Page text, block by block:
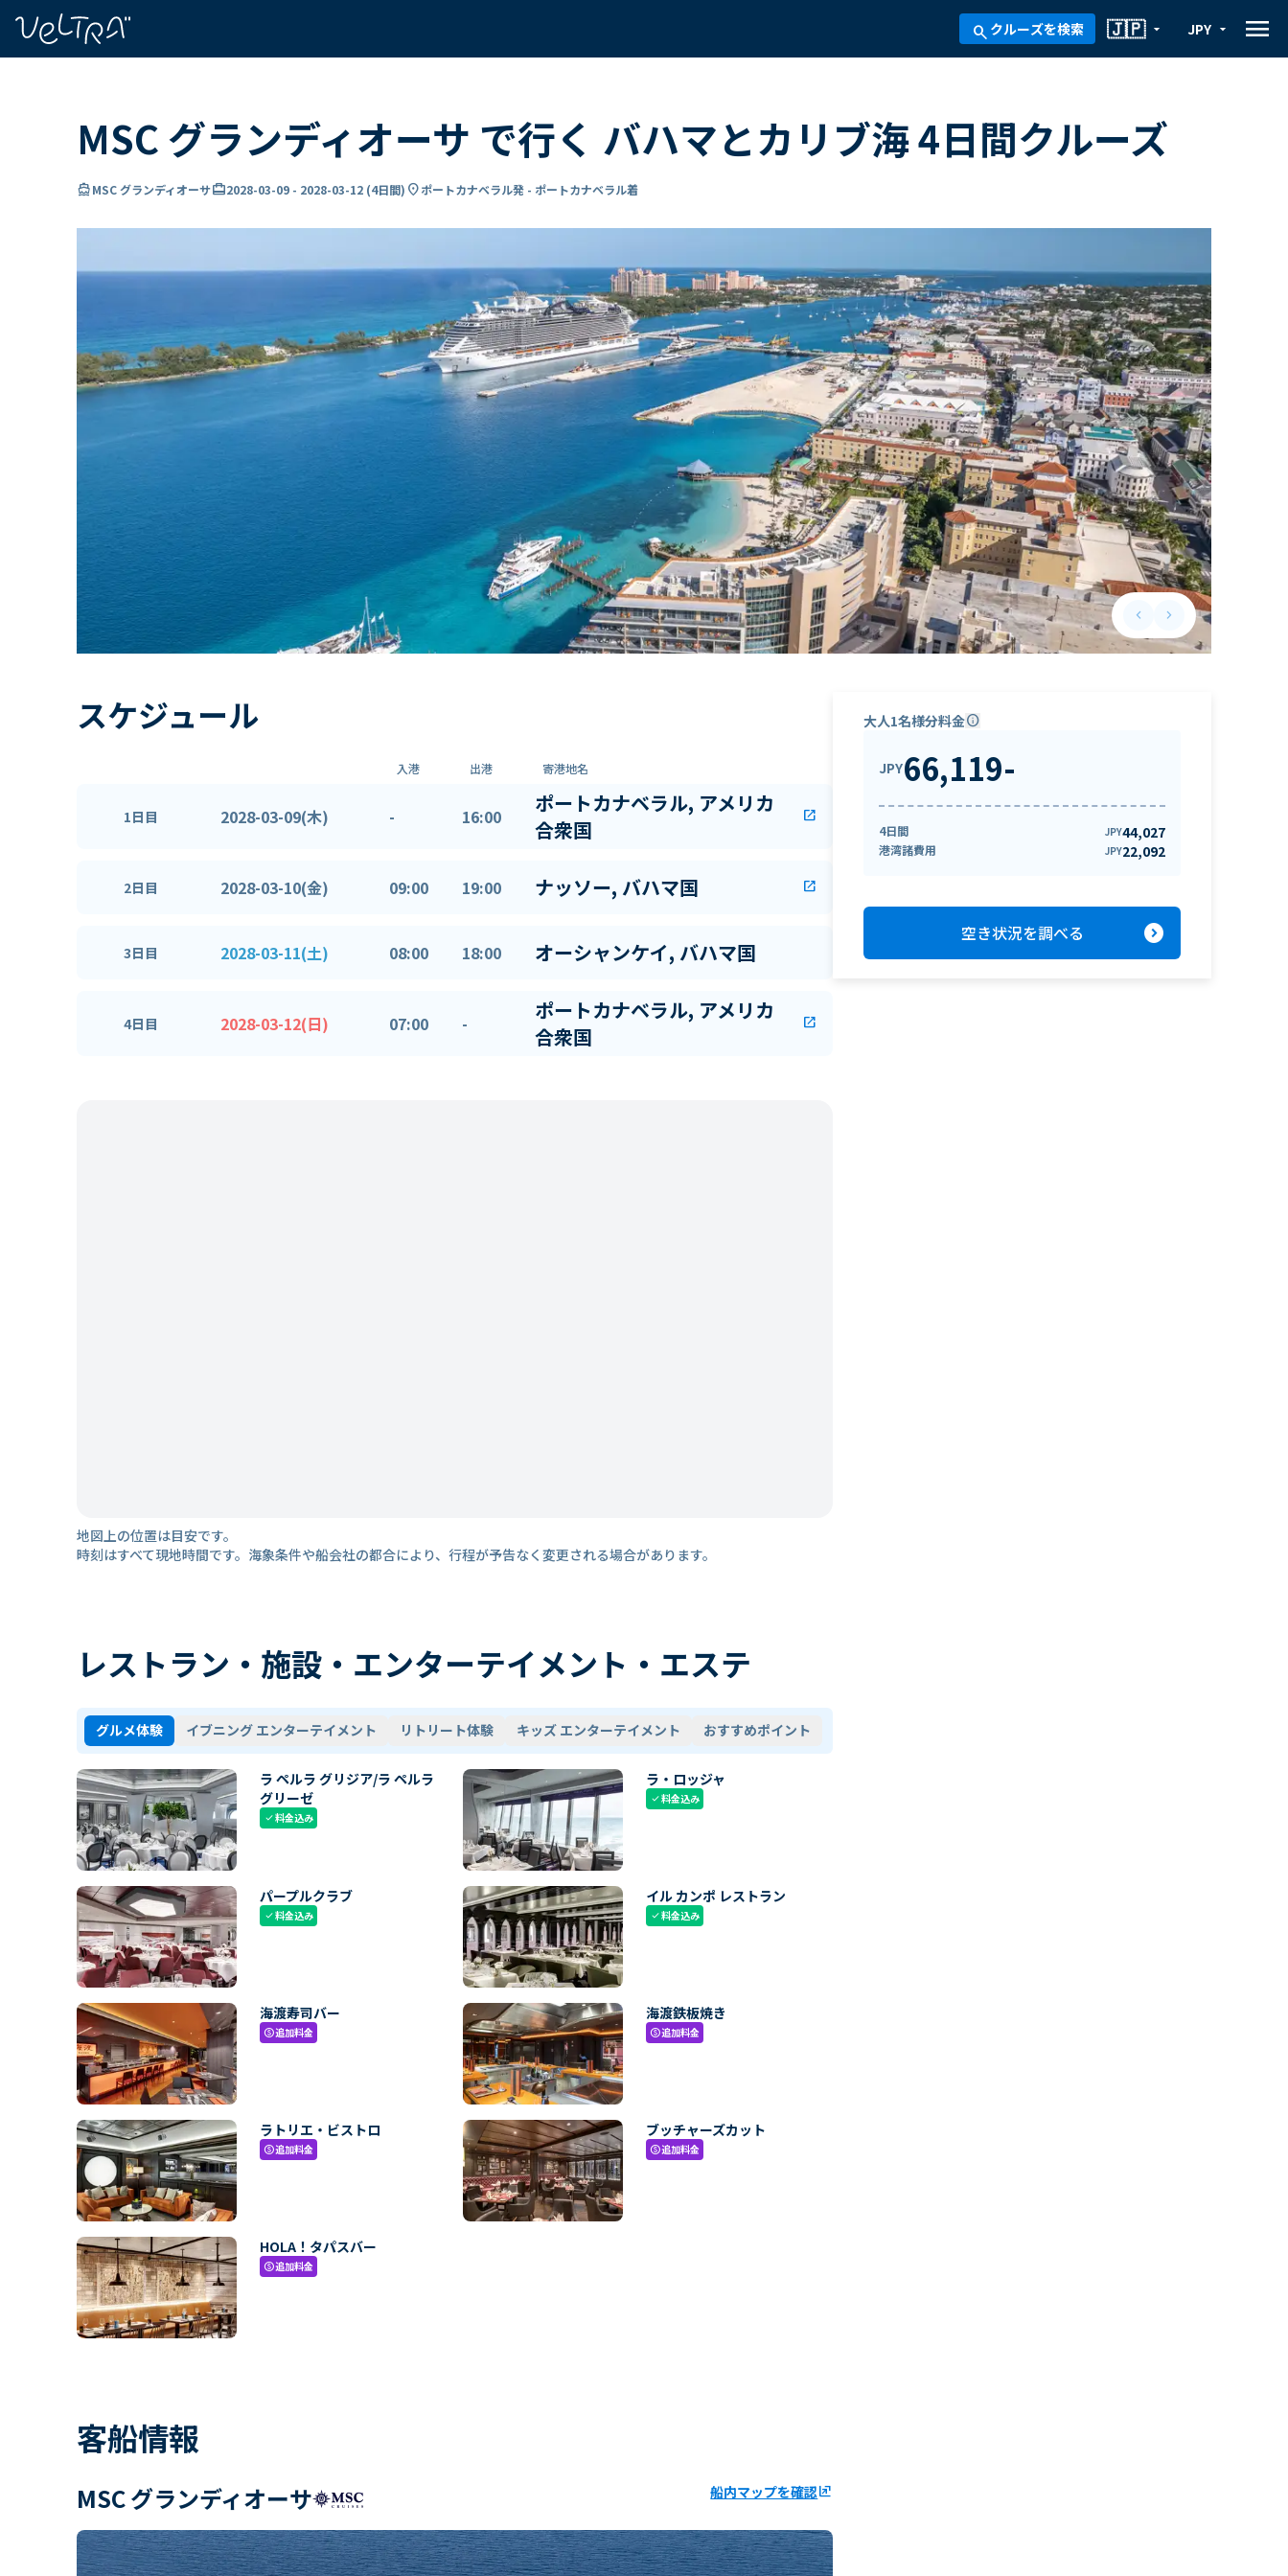
search クルーズを検索 arrow_drop_down
🇯🇵 arrow_drop_down
JPY menu
MSC グランディオーサ で行く バハマとカリブ海 4日間クルーズ
directions_boatMSC グランディオーサcard_travel2028-03-09 - 2028-03-12 (4日間) location_onポートカナベラル発 - ポートカナベラル着
keyboard_arrow_leftPrevious slide
keyboard_arrow_rightNext slide
スケジュール
入港 出港 寄港地名
1日目 2028-03-09(木) - 16:00
ポートカナベラル, アメリカ
合衆国
open_in_new
2日目 2028-03-10(金) 09:00 19:00 ナッソー, バハマ国 open_in_new
3日目 2028-03-11(土) 08:00 18:00 オーシャンケイ, バハマ国
4日目 2028-03-12(日) 07:00 -
ポートカナベラル, アメリカ
合衆国
open_in_new
地図上の位置は目安です。
時刻はすべて現地時間です。海象条件や船会社の都合により、行程が予告なく変更される場合があります。
レストラン・施設・エンターテイメント・エステ
グルメ体験 イブニング エンターテイメント リトリート体験 キッズ エンターテイメント おすすめポイント
ラ ペルラ グリジア/ラ ペルラ
グリーゼ
check料金込み
ラ・ロッジャ
check料金込み
パープルクラブ
check料金込み
イル カンポ レストラン
check料金込み
海渡寿司バー
paid追加料金
海渡鉄板焼き
paid追加料金
ラトリエ・ビストロ
paid追加料金
ブッチャーズカット
paid追加料金
HOLA！タパスバー
paid追加料金
客船情報
MSC グランディオーサ 船内マップを確認ungroup
大人1名様分料金info
JPY66,119-
4日間 JPY44,027
港湾諸費用 JPY22,092
空き状況を調べる expand_circle_right